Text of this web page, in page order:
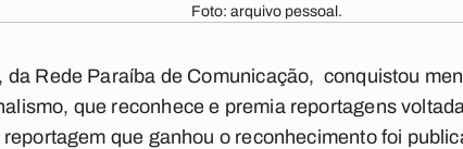
Foto: arquivo pessoal.
da Rede Paraíba de Comunicação, conquistou
que reconhece e premia reportagens
que ganhou o reconhecimento foi